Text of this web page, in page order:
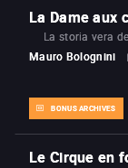
La Dame aux
La storia vera
Mauro Bolognini
BONUS ARCHIVES
Le Cirque en